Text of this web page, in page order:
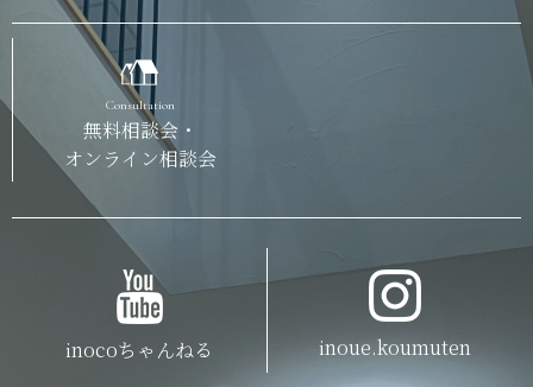
Consultation
無料相談会・
オンライン相談会
inocoちゃんねる inoue.koumuten